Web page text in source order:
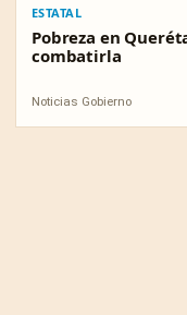
ESTATAL
Pobreza en
combatirla
Noticias Gobierno